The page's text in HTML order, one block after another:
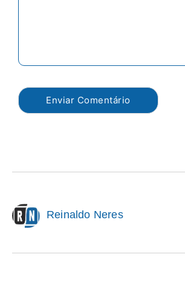
Reinaldo Neres